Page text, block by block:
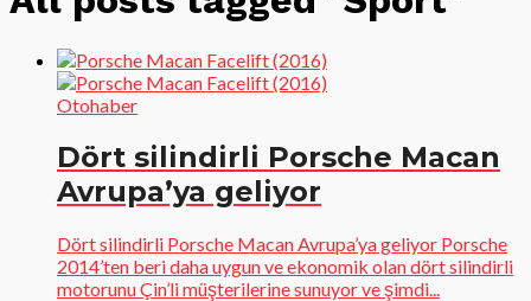
Otohaber
Dört silindirli Porsche Macan
Avrupa’ya geliyor
Dört silindirli Porsche Macan Avrupa’ya geliyor Porsche
2014’ten beri daha uygun ve ekonomik olan dört silindirli
motorunu Çin’li müşterilerine sunuyor ve şimdi...